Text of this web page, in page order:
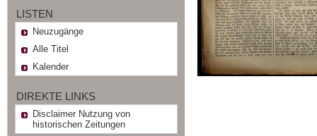
LISTEN
Neuzugänge
Alle Titel
Kalender
DIREKTE LINKS
Disclaimer Nutzung von
historischen Zeitungen